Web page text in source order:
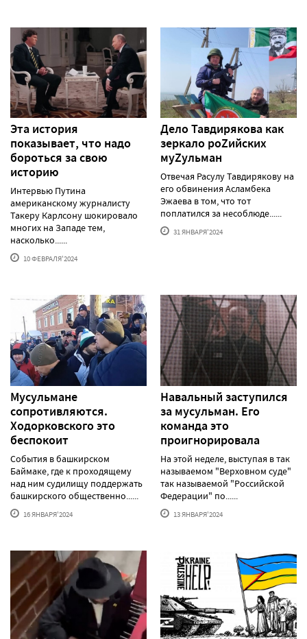
Эта история
показывает, что надо
бороться за свою
историю
Интервью Путина
американскому журналисту
Такеру Карлсону шокировало
многих на Западе тем,
насколько......
10 ФЕВРАЛЯ'2024
Дело Тавдирякова как
зеркало роZийских
муZульман
Отвечая Расулу Тавдирякову на
его обвинения Асламбека
Эжаева в том, что тот
поплатился за несоблюде......
31 ЯНВАРЯ'2024
Мусульмане
сопротивляются.
Ходорковского это
беспокоит
События в башкирском
Баймаке, где к проходящему
над ним судилищу поддержать
башкирского общественно......
16 ЯНВАРЯ'2024
Навальный заступился
за мусульман. Его
команда это
проигнорировала
На этой неделе, выступая в так
называемом "Верховном суде"
так называемой "Российской
Федерации" по......
13 ЯНВАРЯ'2024